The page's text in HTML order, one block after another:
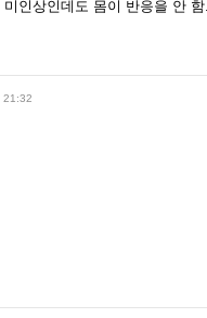
인상인데도 몸이 반응을 안 함..
21:32